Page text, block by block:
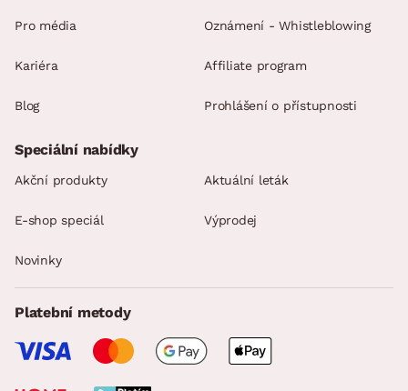
Pro média
Kariéra
Blog
Oznámení - Whistleblowing
Affiliate program
Prohlášení o přístupnosti
Speciální nabídky
Akční produkty Aktuální leták
E-shop speciál Výprodej
Novinky
Platební metody